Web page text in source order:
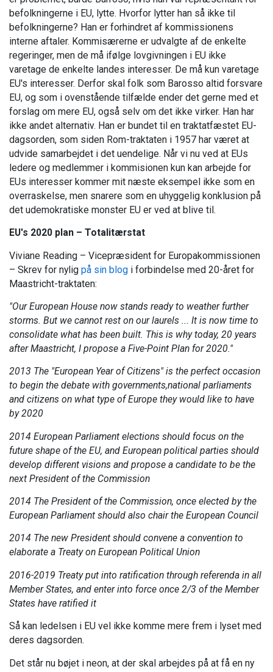
befolkningerne i EU, lytte. Hvorfor lytter han så ikke til
befolkningerne? Han er forhindret af kommissionens
interne aftaler. Kommisærerne er udvalgte af de enkelte
regeringer, men de må ifølge lovgivningen i EU ikke
varetage de enkelte landes interesser. De må kun varetage
EU's interesser. Derfor skal folk som Barosso altid forsvare
EU, og som i ovenstående tilfælde ender det gerne med et
forslag om mere EU, også selv om det ikke virker. Han har
ikke andet alternativ. Han er bundet til en traktatfæstet EU-
dagsorden, som siden Rom-traktaten i 1957 har været at
udvide samarbejdet i det uendelige. Når vi nu ved at EUs
ledere og medlemmer i kommisionen kun kan arbejde for
EUs interesser kommer mit næste eksempel ikke som en
overraskelse, men snarere som en uhyggelig konklusion på
det udemokratiske monster EU er ved at blive til.
EU's 2020 plan – Totalitærstat
Viviane Reading – Vicepræsident for Europakommissionen
– Skrev for nylig på sin blog i forbindelse med 20-året for
Maastricht-traktaten:
"Our European House now stands ready to weather further
storms. But we cannot rest on our laurels ... It is now time to
consolidate what has been built. This is why today, 20 years
after Maastricht, I propose a Five-Point Plan for 2020."
2013 The "European Year of Citizens" is the perfect occasion
to begin the debate with governments,national parliaments
and citizens on what type of Europe they would like to have
by 2020
2014 European Parliament elections should focus on the
future shape of the EU, and European political parties should
develop different visions and propose a candidate to be the
next President of the Commission
2014 The President of the Commission, once elected by the
European Parliament should also chair the European Council
2014 The new President should convene a convention to
elaborate a Treaty on European Political Union
2016-2019 Treaty put into ratification through referenda in all
Member States, and enter into force once 2/3 of the Member
States have ratified it
Så kan ledelsen i EU vel ikke komme mere frem i lyset med
deres dagsorden.
Det står nu bøjet i neon, at der skal arbejdes på at få en ny